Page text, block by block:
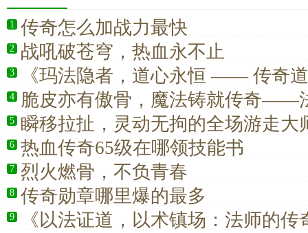
1 传奇怎么加战力最快
2 战吼破苍穹，热血永不止
3
《玛法隐者，道心永恒 —— 传奇
辅助更是信仰》
4
脆皮亦有傲骨，魔法铸就传奇——
之道
5 瞬移拉扯，灵动无拘的全场游走大
6 热血传奇65级在哪领技能书
7 烈火燃骨，不负青春
8 传奇勋章哪里爆的最多
9 《以法证道，以术镇场：法师的传